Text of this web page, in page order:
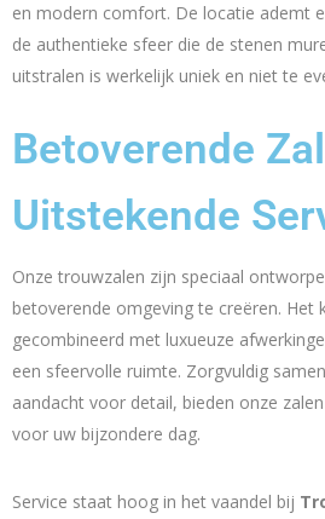
en modern comfort. De locatie ademt
de authentieke sfeer die de stenen
uitstralen is werkelijk uniek en niet te
Betoverende
Uitstekende
Onze trouwzalen zijn speciaal
betoverende omgeving te creëren. Het
gecombineerd met luxueuze
een sfeervolle ruimte. Zorgvuldig
aandacht voor detail, bieden onze
voor uw bijzondere dag.
Service staat hoog in het vaandel bij